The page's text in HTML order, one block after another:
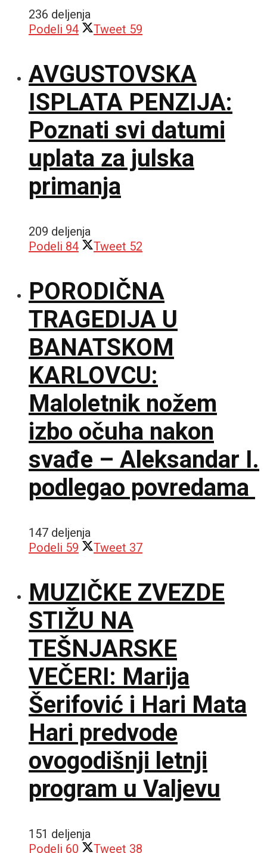
236 deljenja
Podeli 94 Tweet 59
AVGUSTOVSKA
ISPLATA PENZIJA:
Poznati svi datumi
uplata za julska
primanja
209 deljenja
Podeli 84 Tweet 52
PORODIČNA
TRAGEDIJA U
BANATSKOM
KARLOVCU:
Maloletnik nožem
izbo očuha nakon
svađe – Aleksandar I.
podlegao povredama
147 deljenja
Podeli 59 Tweet 37
MUZIČKE ZVEZDE
STIŽU NA
TEŠNJARSKE
VEČERI: Marija
Šerifović i Hari Mata
Hari predvode
ovogodišnji letnji
program u Valjevu
151 deljenja
Podeli 60 Tweet 38